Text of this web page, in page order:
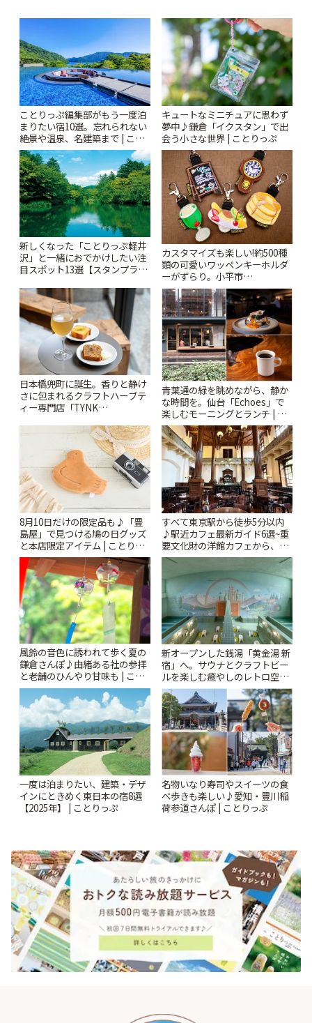
ことりっぷ編集部がもう一度泊
まりたい宿10選。忘れられない
絶景や温泉、名建築まで | こと
りっぷ
キュートなミニチュアに思わず
夢中♪鎌倉「イクスタン」で出
会う小さな世界 | ことりっぷ
新しくなった「ことりっぷ軽井
沢」と一緒におでかけしたい注
目スポット13選【スタンプラリ
カスタマイズも楽しい!約500種
類の可愛いワッペンキーホルダ
ーがずらり。小平市
「Kimamaya T&K」 | ことりっ
ぷ
日本橋兜町に誕生。香りと静け
さに包まれるクラフトハーブテ
ィー専門店「TYNK
青葉通の緑を眺めながら、静か
な時間を。仙台「Echoes」で
楽しむモーニングとランチ | こ
とりっぷ
8月10日だけの限定品も♪「豊
島屋」で見つける鳩の日グッズ
と本店限定アイテム | ことりっ
ぷ
すべて東京駅から徒歩5分以内
♪駅近カフェ最新ガイド6選~重
要文化財の洋館カフェから、改
札すぐのレトロ喫茶まで~ | こと
風鈴の音色に誘われて歩く夏の
鎌倉さんぽ♪由緒ある社の参拝
と老舗のひんやり甘味も | こと
りっぷ
新オープンした銭湯「黄金湯 新
宿」へ。サウナとクラフトビー
ルを楽しむ癒やしのレトロ空間
| ことりっぷ
一度は泊まりたい、建築・デザ
インにときめく東日本の宿8選
【2025年】 | ことりっぷ
名物いなり寿司やスイーツの食
べ歩きも楽しい♪愛知・豊川稲
荷参道さんぽ | ことりっぷ